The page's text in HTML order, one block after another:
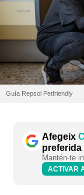
Guía Repsol Petfriendly
Afegeix
preferida
Mantén-te
ACTIVAR